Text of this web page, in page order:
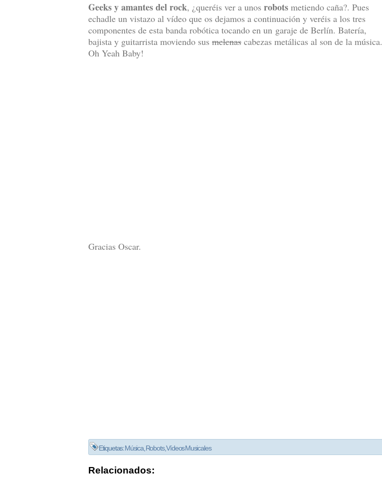
Geeks y amantes del rock, ¿queréis ver a unos robots metiendo caña?. Pues
echadle un vistazo al vídeo que os dejamos a continuación y veréis a los tres
componentes de esta banda robótica tocando en un garaje de Berlín. Batería,
bajista y guitarrista moviendo sus melenas cabezas metálicas al son de la música.
Oh Yeah Baby!
Gracias Oscar.
Etiquetas:Música,Robots,Vídeos Musicales
Relacionados: